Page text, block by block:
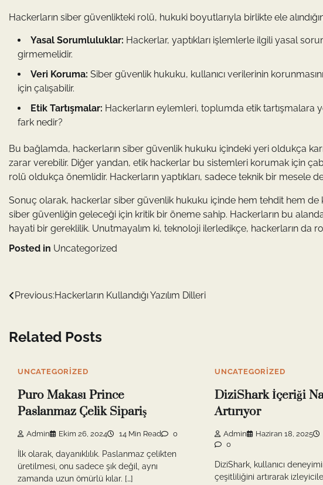
Hackerların siber güvenlikteki rolü, hukuki boyutlarıyla birlikte ele
Yasal Sorumluluklar: Hackerlar, yaptıkları işlemlerle ilgili yasal
girmemelidir.
Veri Koruma: Siber güvenlik hukuku, kullanıcı verilerinin
için çalışabilir.
Etik Tartışmalar: Hackerların eylemleri, toplumda etik tartışmalara
fark nedir?
Bu bağlamda, hackerların siber güvenlik hukuku içindeki yeri oldukça
zarar verebilir. Diğer yandan, etik hackerlar bu sistemleri korumak için
rolü oldukça önemlidir. Hackerların yaptıkları, sadece teknik bir mesele
Sonuç olarak, hackerlar siber güvenlik hukuku içinde hem tehdit hem de
siber güvenliğin geleceği için kritik bir öneme sahip. Hackerların bu
hayati bir gereklilik. Unutmayalım ki, teknoloji ilerledikçe, hackerların da
Posted in Uncategorized
Yazı
Previous:Hackerların Kullandığı Yazılım Dilleri
Related Posts
UNCATEGORIZED
Puro Makası Prince
Paslanmaz Çelik Sipariş
Admin Ekim 26, 2024 14 Min Read 0
İlk olarak, dayanıklılık. Paslanmaz çelikten
üretilmesi, onu sadece şık değil, aynı
zamanda uzun ömürlü kılar. […]
UNCATEGORIZED
DiziShark İçeriği
Artırıyor
Admin Haziran 18, 2025
0
DiziShark, kullanıcı
çeşitliliğini artırarak